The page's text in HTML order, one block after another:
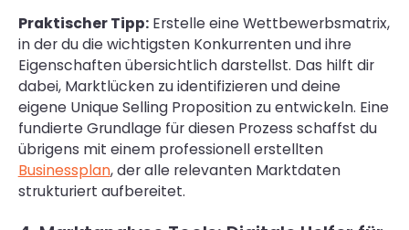
Praktischer Tipp:Erstelle eine Wettbewerbsmatrix,
in der du die wichtigsten Konkurrenten und ihre
Eigenschaften übersichtlich darstellst. Das hilft dir
dabei, Marktlücken zu identifizieren und deine
eigene Unique Selling Proposition zu entwickeln. Eine
fundierte Grundlage für diesen Prozess schaffst du
übrigens mit einem professionell erstellten
Businessplan, der alle relevanten Marktdaten
strukturiert aufbereitet.